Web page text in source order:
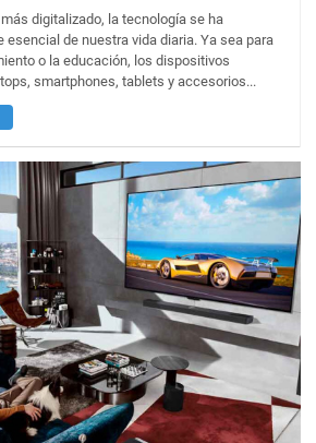
digitalizado, la tecnología se ha
esencial de nuestra vida diaria. Ya sea para
o la educación, los dispositivos
smartphones, tablets y accesorios...